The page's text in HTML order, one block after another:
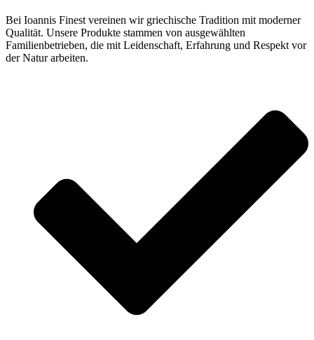
Bei Ioannis Finest vereinen wir griechische Tradition mit moderner
Qualität. Unsere Produkte stammen von ausgewählten
Familienbetrieben, die mit Leidenschaft, Erfahrung und Respekt vor
der Natur arbeiten.